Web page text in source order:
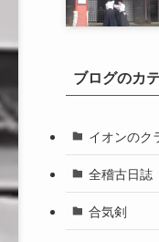
ブログのカ
イオンのク
全稽古日誌
合気剣